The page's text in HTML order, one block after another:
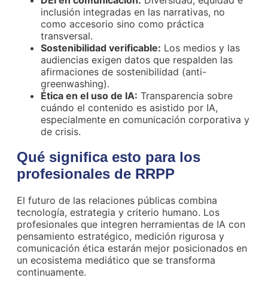
inclusión integradas en las narrativas, no
como accesorio sino como práctica
transversal.
Sostenibilidad verificable: Los medios y las
audiencias exigen datos que respalden las
afirmaciones de sostenibilidad (anti-
greenwashing).
Ética en el uso de IA: Transparencia sobre
cuándo el contenido es asistido por IA,
especialmente en comunicación corporativa y
de crisis.
Qué significa esto para los
profesionales de RRPP
El futuro de las relaciones públicas combina
tecnología, estrategia y criterio humano. Los
profesionales que integren herramientas de IA con
pensamiento estratégico, medición rigurosa y
comunicación ética estarán mejor posicionados en
un ecosistema mediático que se transforma
continuamente.